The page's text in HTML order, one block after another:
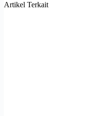
Artikel Terkait